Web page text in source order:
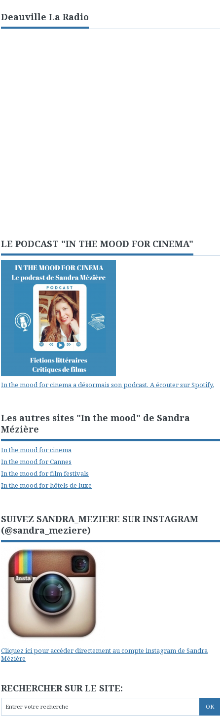
Deauville La Radio
LE PODCAST "IN THE MOOD FOR CINEMA"
In the mood for cinema a désormais son podcast. A écouter sur Spotify.
Les autres sites "In the mood" de Sandra
Mézière
In the mood for cinema
In the mood for Cannes
In the mood for film festivals
In the mood for hôtels de luxe
SUIVEZ SANDRA_MEZIERE SUR INSTAGRAM
(@sandra_meziere)
Cliquez ici pour accéder directement au compte instagram de Sandra
Mézière
RECHERCHER SUR LE SITE: